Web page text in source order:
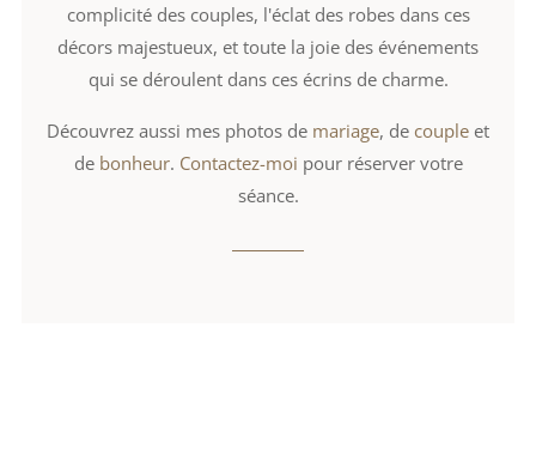
complicité des couples, l'éclat des robes dans ces
décors majestueux, et toute la joie des événements
qui se déroulent dans ces écrins de charme.
Découvrez aussi mes photos de mariage, de couple et
de bonheur. Contactez-moi pour réserver votre
séance.